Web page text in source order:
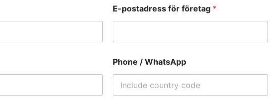
E-postadress för företag *
Phone / WhatsApp